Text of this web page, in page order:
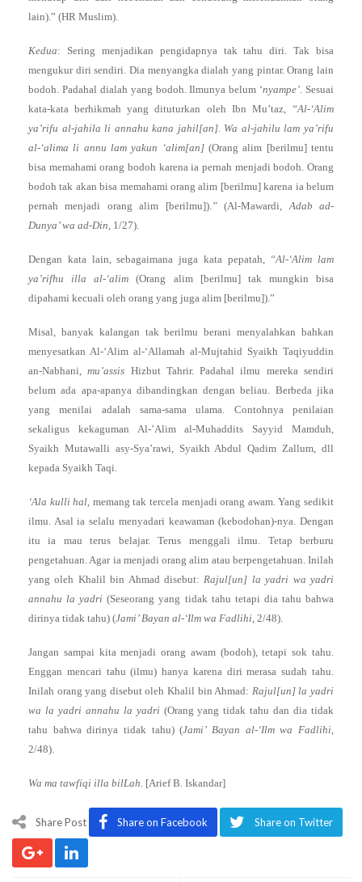
lain).” (HR Muslim).
Kedua: Sering menjadikan pengidapnya tak tahu diri. Tak bisa
mengukur diri sendiri. Dia menyangka dialah yang pintar. Orang lain
bodoh. Padahal dialah yang bodoh. Ilmunya belum ‘nyampe’. Sesuai
kata-kata berhikmah yang dituturkan oleh Ibn Mu’taz, “Al-‘Alim
ya’rifu al-jahila li annahu kana jahil[an]. Wa al-jahilu lam ya’rifu
al-‘alima li annu lam yakun ‘alim[an](Orang alim [berilmu] tentu
bisa memahami orang bodoh karena ia pernah menjadi bodoh. Orang
bodoh tak akan bisa memahami orang alim [berilmu] karena ia belum
pernah menjadi orang alim [berilmu]).”(Al-Mawardi,Adab ad-
Dunya’ wa ad-Din, 1/27).
Dengan kata lain, sebagaimana juga kata pepatah, “Al-‘Alim lam
ya’rifhu illa al-‘alim(Orang alim [berilmu] tak mungkin bisa
dipahami kecuali oleh orang yang juga alim [berilmu]).”
Misal, banyak kalangan tak berilmu berani menyalahkan bahkan
menyesatkan Al-‘Alim al-‘Allamah al-Mujtahid Syaikh Taqiyuddin
an-Nabhani,mu’assis Hizbut Tahrir. Padahal ilmu mereka sendiri
belum ada apa-apanya dibandingkan dengan beliau. Berbeda jika
yang menilai adalah sama-sama ulama. Contohnya penilaian
sekaligus kekaguman Al-’Alim al-Muhaddits Sayyid Mamduh,
Syaikh Mutawalli asy-Sya’rawi, Syaikh Abdul Qadim Zallum, dll
kepada Syaikh Taqi.
‘Ala kulli hal, memang tak tercela menjadi orang awam. Yang sedikit
ilmu. Asal ia selalu menyadari keawaman (kebodohan)-nya. Dengan
itu ia mau terus belajar. Terus menggali ilmu. Tetap berburu
pengetahuan. Agar ia menjadi orang alim atau berpengetahuan. Inilah
yang oleh Khalil bin Ahmad disebut:Rajul[un] la yadri wa yadri
annahu la yadri (Seseorang yang tidak tahu tetapi dia tahu bahwa
dirinya tidak tahu) (Jami’ Bayan al-‘Ilm wa Fadlihi, 2/48).
Jangan sampai kita menjadi orang awam (bodoh), tetapi sok tahu.
Enggan mencari tahu (ilmu) hanya karena diri merasa sudah tahu.
Inilah orang yang disebut oleh Khalil bin Ahmad: Rajul[un] la yadri
wa la yadri annahu la yadri (Orang yang tidak tahu dan dia tidak
tahu bahwa dirinya tidak tahu) (Jami’ Bayan al-‘Ilm wa Fadlihi,
2/48).
Wa ma tawfiqi illa bilLah. [Arief B. Iskandar]
Share Post Share on Facebook Share on Twitter